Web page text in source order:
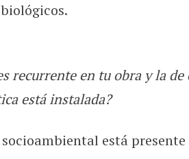
recurrente en tu obra y la de
está instalada?
está